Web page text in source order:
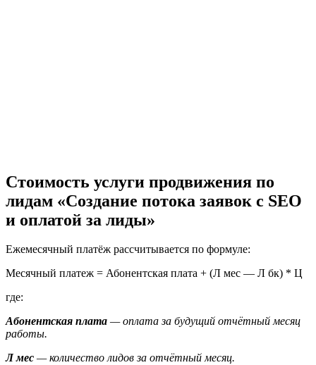
Стоимость услуги продвижения по
лидам «Создание потока заявок с SEO
и оплатой за лиды»
Ежемесячный платёж рассчитывается по формуле:
Месячный платеж = Абонентская плата + (Л мес — Л бк) * Ц
где:
Абонентская плата — оплата за будущий отчётный месяц
работы.
Л мес — количество лидов за отчётный месяц.